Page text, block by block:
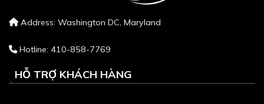
Address: Washington DC, Maryland
Hotline: 410-858-7769
HỖ TRỢ KHÁCH HÀNG